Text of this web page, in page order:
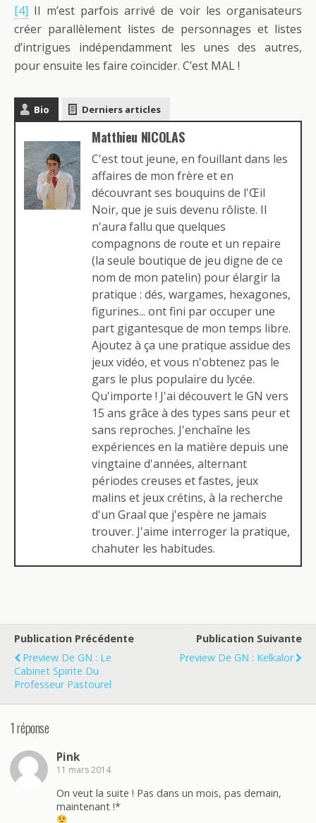
[4] Il m’est parfois arrivé de voir les organisateurs
créer parallèlement listes de personnages et listes
d’intrigues indépendamment les unes des autres,
pour ensuite les faire coïncider. C’est MAL !
Bio Derniers articles
Matthieu NICOLAS
C'est tout jeune, en fouillant dans les
affaires de mon frère et en
découvrant ses bouquins de l'Œil
Noir, que je suis devenu rôliste. Il
n'aura fallu que quelques
compagnons de route et un repaire
(la seule boutique de jeu digne de ce
nom de mon patelin) pour élargir la
pratique : dés, wargames, hexagones,
figurines... ont fini par occuper une
part gigantesque de mon temps libre.
Ajoutez à ça une pratique assidue des
jeux vidéo, et vous n'obtenez pas le
gars le plus populaire du lycée.
Qu'importe ! J'ai découvert le GN vers
15 ans grâce à des types sans peur et
sans reproches. J'enchaîne les
expériences en la matière depuis une
vingtaine d'années, alternant
périodes creuses et fastes, jeux
malins et jeux crétins, à la recherche
d'un Graal que j'espère ne jamais
trouver. J'aime interroger la pratique,
chahuter les habitudes.
Publication Précédente
Preview De GN : Le
Cabinet Spirite Du
Professeur Pastourel
Publication Suivante
Preview De GN : Kelkalor
1 réponse
Pink
11 mars 2014
On veut la suite ! Pas dans un mois, pas demain,
maintenant !*